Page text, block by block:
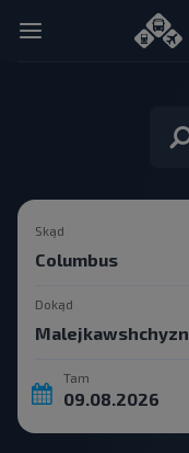
Skąd
Dokąd
Tam